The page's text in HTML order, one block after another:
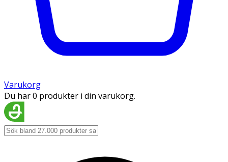
Varukorg
Du har 0 produkter i din varukorg.